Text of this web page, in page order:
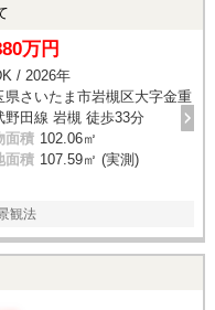
万円
/ 2026年
県さいたま市岩槻区大字金重
野田線 岩槻 徒歩33分
面積 102.06㎡
面積 107.59㎡ (実測)
観法